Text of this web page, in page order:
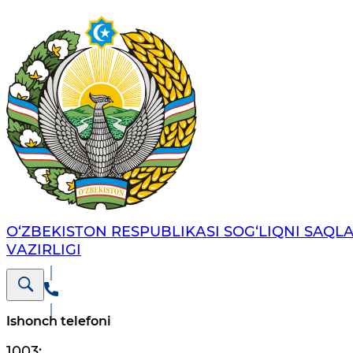
O‘ZBЕKISTОN RЕSPUBLIKАSI SОG‘LIQNI
VАZIRLIGI
Ishonch telefoni